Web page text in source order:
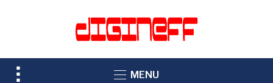
TOGGLE
MENU